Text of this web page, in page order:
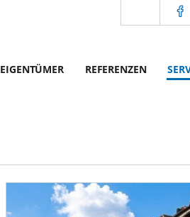
EIGENTÜMER REFERENZEN